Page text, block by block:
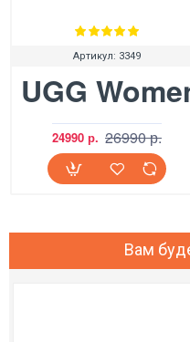
Артикул: 3349
UGG
24990 р. 26990 р.
Вам